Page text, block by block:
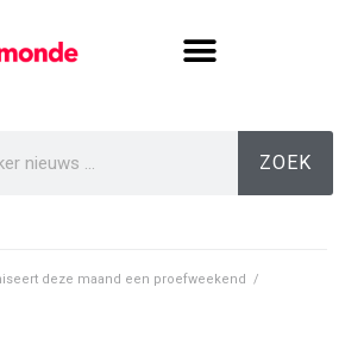
ZOEK
deze maand een proefweekend /